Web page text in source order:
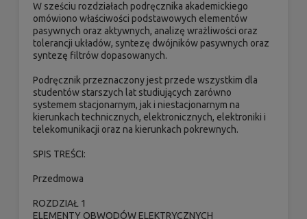
W sześciu rozdziałach podręcznika akademickiego
omówiono właściwości podstawowych elementów
pasywnych oraz aktywnych, analizę wrażliwości oraz
tolerancji układów, syntezę dwójników pasywnych oraz
syntezę filtrów dopasowanych.
Podręcznik przeznaczony jest przede wszystkim dla
studentów starszych lat studiujących zarówno
systemem stacjonarnym, jak i niestacjonarnym na
kierunkach technicznych, elektronicznych, elektroniki i
telekomunikacji oraz na kierunkach pokrewnych.
SPIS TREŚCI:
Przedmowa
ROZDZIAŁ 1
ELEMENTY OBWODÓW ELEKTRYCZNYCH